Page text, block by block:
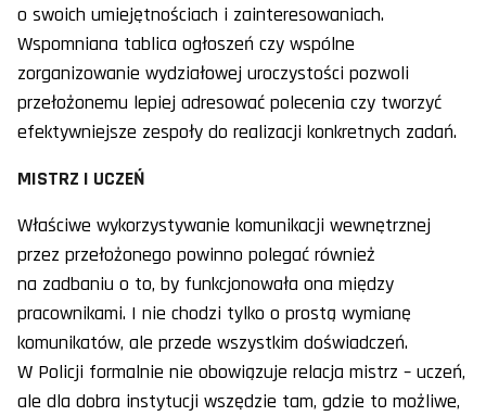
o swoich umiejętnościach i zainteresowaniach.
Wspomniana tablica ogłoszeń czy wspólne
zorganizowanie wydziałowej uroczystości pozwoli
przełożonemu lepiej adresować polecenia czy tworzyć
efektywniejsze zespoły do realizacji konkretnych zadań.
MISTRZ I UCZEŃ
Właściwe wykorzystywanie komunikacji wewnętrznej
przez przełożonego powinno polegać również
na zadbaniu o to, by funkcjonowała ona między
pracownikami. I nie chodzi tylko o prostą wymianę
komunikatów, ale przede wszystkim doświadczeń.
W Policji formalnie nie obowiązuje relacja mistrz – uczeń,
ale dla dobra instytucji wszędzie tam, gdzie to możliwe,